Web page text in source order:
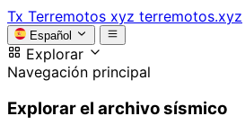
Tx Terremotos xyz terremotos.xyz
Español
Explorar
Navegación principal
Explorar el archivo sísmico